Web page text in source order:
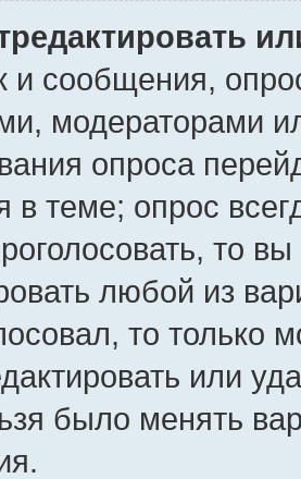
и сообщения,
модераторами
опроса
в теме; опрос
то
любой из
то только
или
было менять